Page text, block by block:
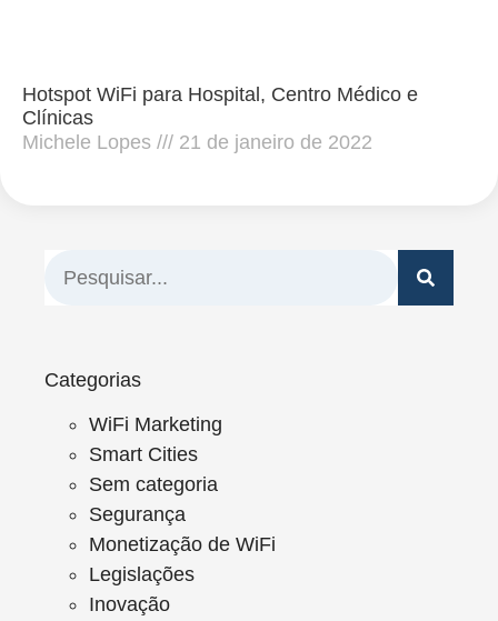
Hotspot WiFi para Hospital, Centro Médico e
Clínicas
Michele Lopes
21 de janeiro de 2022
Categorias
WiFi Marketing
Smart Cities
Sem categoria
Segurança
Monetização de WiFi
Legislações
Inovação